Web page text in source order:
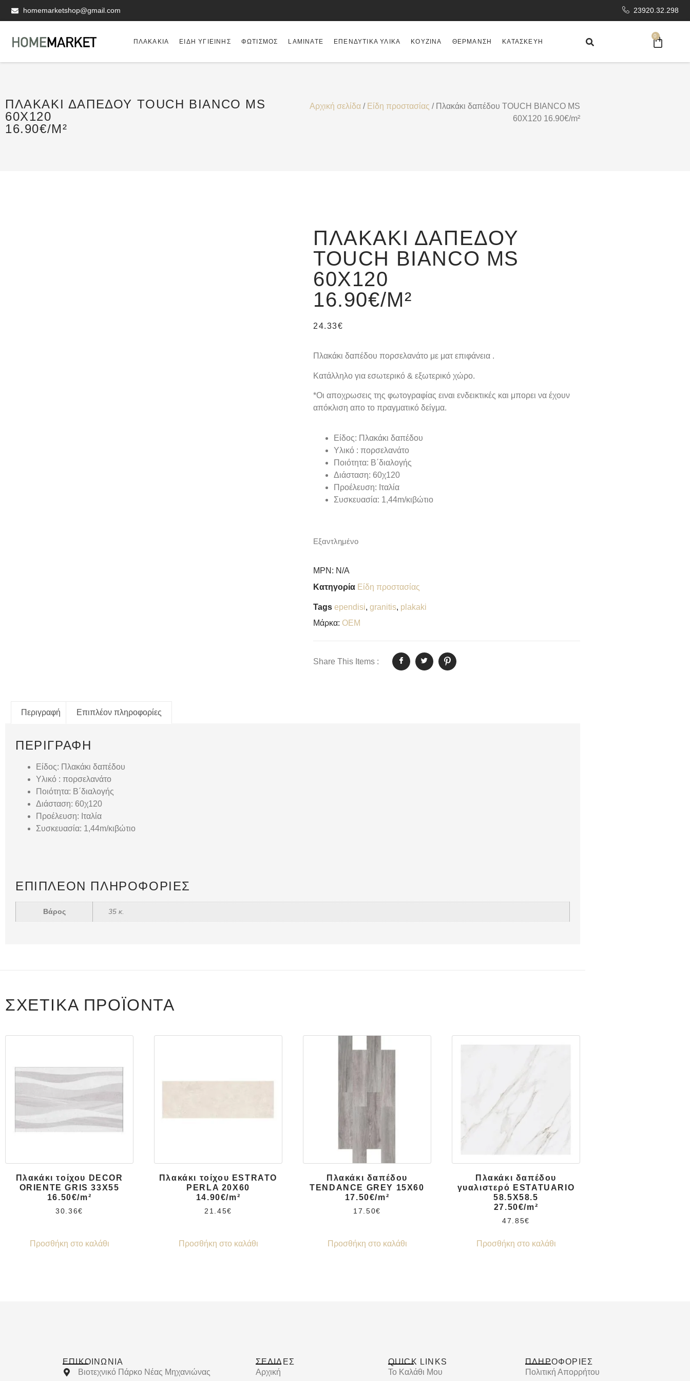
homemarketshop@gmail.com 23920.32.298
ΠΛΑΚΆΚΙΑ ΕΊΔΗ ΥΓΙΕΙΝΗΣ ΦΩΤΙΣΜΌΣ LAMINATE ΕΠΕΝΔΥΤΙΚΆ ΥΛΙΚΆ ΚΟΥΖΊΝΑ ΘΈΡΜΑΝΣΗ ΚΑΤΑΣΚΕΥΉ
0
ΠΛΑΚΆΚΙ ΔΑΠΈΔΟΥ TOUCH BIANCO MS
60X120
16.90€/M²
Αρχική σελίδα / Είδη προστασίας / Πλακάκι δαπέδου TOUCH BIANCO MS
60X120 16.90€/m²
ΠΛΑΚΆΚΙ ΔΑΠΈΔΟΥ
TOUCH BIANCO MS
60X120
16.90€/M²
24.33€
Πλακάκι δαπέδου πορσελανάτο με ματ επιφάνεια .
Κατάλληλο για εσωτερικό & εξωτερικό χώρο.
*Oι αποχρωσεις της φωτογραφίας ειναι ενδεικτικές και μπορει να έχουν
απόκλιση απο το πραγματικό δείγμα.
Είδος: Πλακάκι δαπέδου
Υλικό : πορσελανάτο
Ποιότητα: B΄διαλογής
Διάσταση: 60χ120
Προέλευση: Ιταλία
Συσκευασία: 1,44m/κιβώτιο
Εξαντλημένο
MPN: N/A
Κατηγορία Είδη προστασίας
Tags ependisi, granitis, plakaki
Μάρκα: OEM
Share This Items :
Περιγραφή Επιπλέον πληροφορίες
ΠΕΡΙΓΡΑΦΉ
Είδος: Πλακάκι δαπέδου
Υλικό : πορσελανάτο
Ποιότητα: B΄διαλογής
Διάσταση: 60χ120
Προέλευση: Ιταλία
Συσκευασία: 1,44m/κιβώτιο
ΕΠΙΠΛΈΟΝ ΠΛΗΡΟΦΟΡΊΕΣ
Βάρος 35 κ.
ΣΧΕΤΙΚΆ ΠΡΟΪΌΝΤΑ
Πλακάκι τοίχου DECOR
ORIENTE GRIS 33X55
16.50€/m²
30.36€
Προσθήκη στο καλάθι
Πλακάκι τοίχου ESTRATO
PERLA 20X60
14.90€/m²
21.45€
Προσθήκη στο καλάθι
Πλακάκι δαπέδου
TENDANCE GREY 15X60
17.50€/m²
17.50€
Προσθήκη στο καλάθι
Πλακάκι δαπέδου
γυαλιστερό ESTATUARIO
58.5X58.5
27.50€/m²
47.85€
Προσθήκη στο καλάθι
ΕΠΙΚΟΙΝΩΝΊΑ
Βιοτεχνικό Πάρκο Νέας Μηχανιώνας
ΣΕΛΙΔΕΣ
Αρχική
QUICK LINKS
Το Καλάθι Μου
ΠΛΗΡΟΦΟΡΙΕΣ
Πολιτική Απορρήτου